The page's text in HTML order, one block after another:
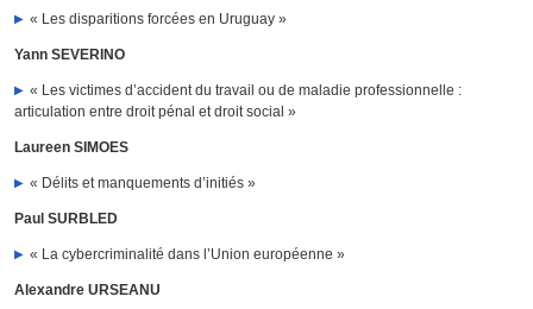
« Les disparitions forcées en Uruguay »
Yann SEVERINO
« Les victimes d’accident du travail ou de maladie professionnelle :
articulation entre droit pénal et droit social »
Laureen SIMOES
« Délits et manquements d’initiés »
Paul SURBLED
« La cybercriminalité dans l’Union européenne »
Alexandre URSEANU